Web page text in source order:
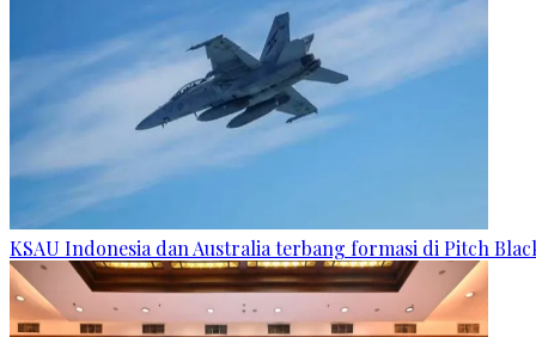
KSAU Indonesia dan Australia terbang formasi di Pitch